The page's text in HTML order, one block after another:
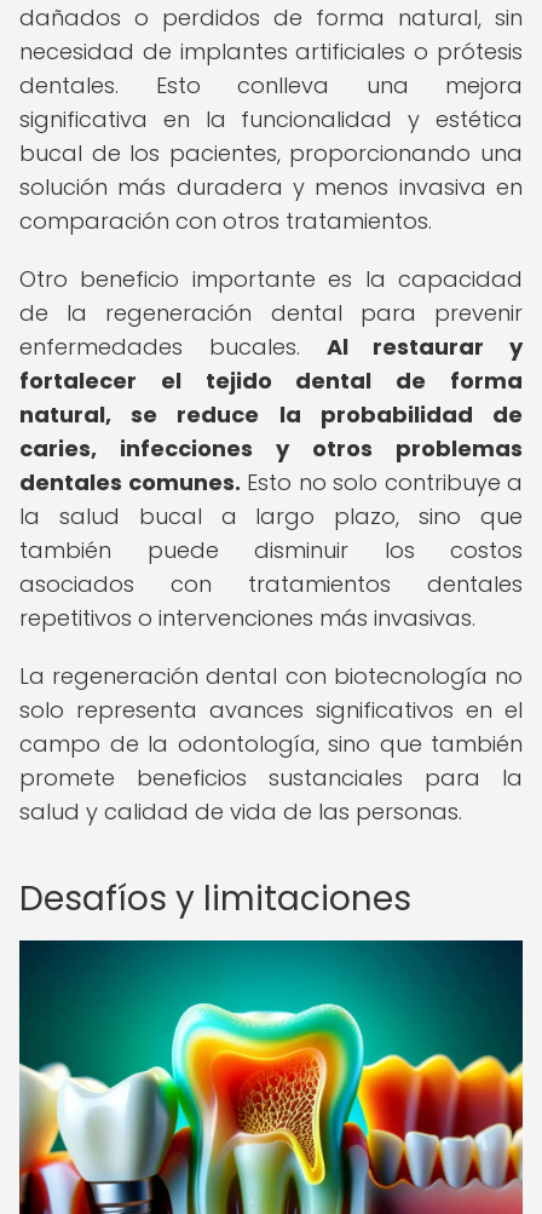
dañados o perdidos de forma natural, sin
necesidad de implantes artificiales o prótesis
dentales. Esto conlleva una mejora
significativa en la funcionalidad y estética
bucal de los pacientes, proporcionando una
solución más duradera y menos invasiva en
comparación con otros tratamientos.
Otro beneficio importante es la capacidad
de la regeneración dental para prevenir
enfermedades bucales. Al restaurar y
fortalecer el tejido dental de forma
natural, se reduce la probabilidad de
caries, infecciones y otros problemas
dentales comunes. Esto no solo contribuye a
la salud bucal a largo plazo, sino que
también puede disminuir los costos
asociados con tratamientos dentales
repetitivos o intervenciones más invasivas.
La regeneración dental con biotecnología no
solo representa avances significativos en el
campo de la odontología, sino que también
promete beneficios sustanciales para la
salud y calidad de vida de las personas.
Desafíos y limitaciones